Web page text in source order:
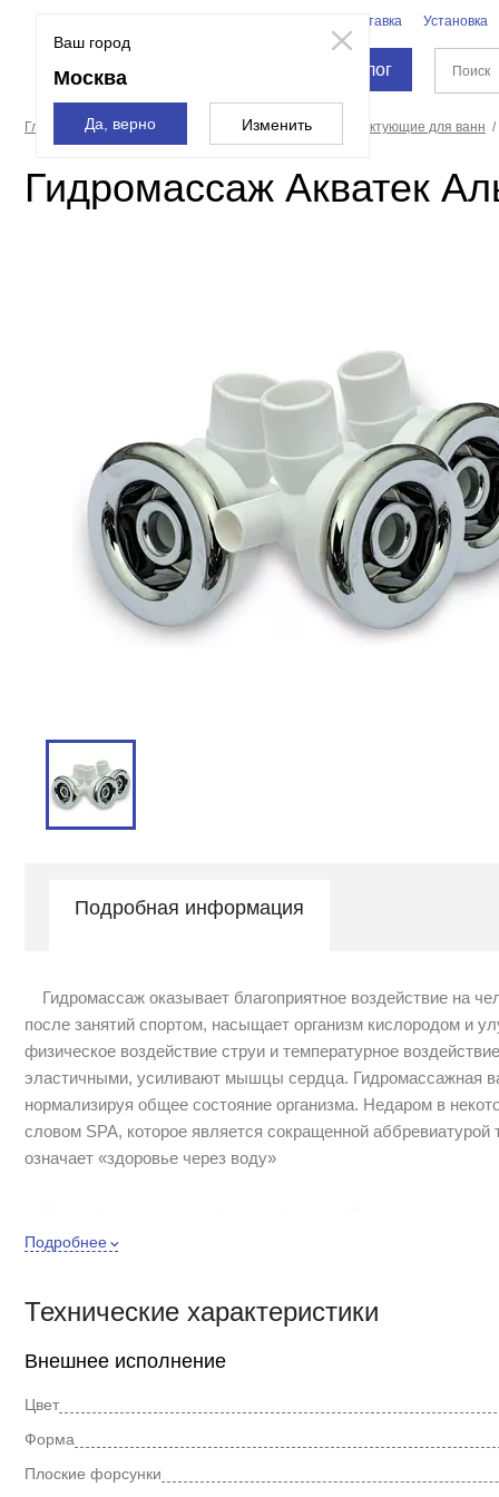
Ваш город
Москва
Да, верно Изменить
Доставка Установка
Каталог
Главная страница Оборудование и комплектующие для ванн
Гидромассаж Акватек
Подробная информация
Гидромассаж оказывает благоприятное воздействие на
после занятий спортом, насыщает организм кислородом и
физическое воздействие струи и температурное
эластичными, усиливают мышцы сердца. Гидромассажная
нормализируя общее состояние организма. Недаром в
словом SPA, которое является сокращенной
означает «здоровье через воду»
отверстия водозабора и пневматической кнопки управления.
Подробнее
Технические характеристики
Внешнее исполнение
Цвет
Форма
Плоские форсунки